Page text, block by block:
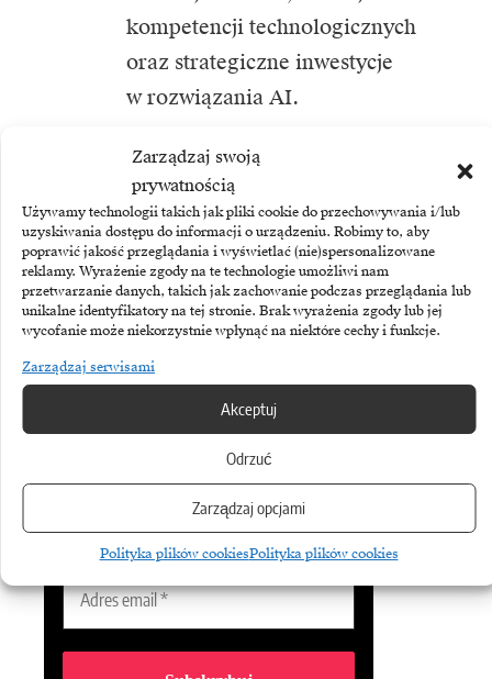
Zarządzaj swoją
prywatnością
Używamy technologii takich jak pliki cookie do przechowywania i/lub
uzyskiwania dostępu do informacji o urządzeniu. Robimy to, aby
poprawić jakość przeglądania i wyświetlać (nie)spersonalizowane
reklamy. Wyrażenie zgody na te technologie umożliwi nam
przetwarzanie danych, takich jak zachowanie podczas przeglądania lub
unikalne identyfikatory na tej stronie. Brak wyrażenia zgody lub jej
wycofanie może niekorzystnie wpłynąć na niektóre cechy i funkcje.
Zarządzaj serwisami
Akceptuj
Odrzuć
Zarządzaj opcjami
Polityka plików cookiesPolityka plików cookies
kompetencji technologicznych
oraz strategiczne inwestycje
w rozwiązania AI.
TEMATY:PwCSztuczna inteligencja
Udostępnij
Biuletyn
branży ICT!